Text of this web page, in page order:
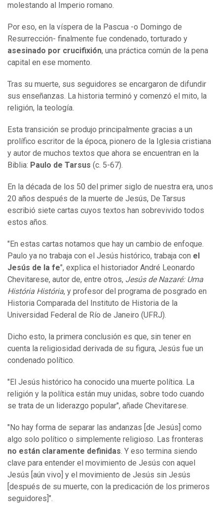
molestando al Imperio romano.
Por eso, en la víspera de la Pascua -o Domingo de
Resurrección- finalmente fue condenado, torturado y
asesinado por crucifixión, una práctica común de la pena
capital en ese momento.
Tras su muerte, sus seguidores se encargaron de difundir
sus enseñanzas. La historia terminó y comenzó el mito, la
religión, la teología.
Esta transición se produjo principalmente gracias a un
prolífico escritor de la época, pionero de la Iglesia cristiana
y autor de muchos textos que ahora se encuentran en la
Biblia: Paulo de Tarsus (c. 5-67).
En la década de los 50 del primer siglo de nuestra era, unos
20 años después de la muerte de Jesús, De Tarsus
escribió siete cartas cuyos textos han sobrevivido todos
estos años.
"En estas cartas notamos que hay un cambio de enfoque.
Paulo ya no trabaja con el Jesús histórico, trabaja con el
Jesús de la fe", explica el historiador André Leonardo
Chevitarese, autor de, entre otros, Jesús de Nazaré: Uma
História História, y profesor del programa de posgrado en
Historia Comparada del Instituto de Historia de la
Universidad Federal de Río de Janeiro (UFRJ).
Dicho esto, la primera conclusión es que, sin tener en
cuenta la religiosidad derivada de su figura, Jesús fue un
condenado político.
"El Jesús histórico ha conocido una muerte política. La
religión y la política están muy unidas, sobre todo cuando
se trata de un liderazgo popular", añade Chevitarese.
"No hay forma de separar las andanzas [de Jesús] como
algo solo político o simplemente religioso. Las fronteras
no están claramente definidas. Y eso termina siendo
clave para entender el movimiento de Jesús con aquel
Jesús [aún vivo] y el movimiento de Jesús sin Jesús
[después de su muerte, con la predicación de los primeros
seguidores]".